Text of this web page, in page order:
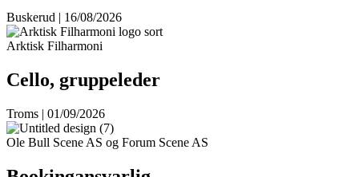
Buskerud | 16/08/2026
Arktisk Filharmoni
Cello, gruppeleder
Troms | 01/09/2026
Ole Bull Scene AS og Forum Scene AS